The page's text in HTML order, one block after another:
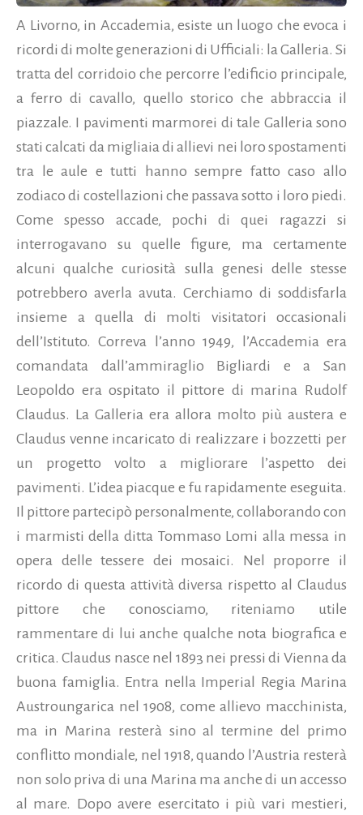
A Livorno, in Accademia, esiste un luogo che evoca i
ricordi di molte generazioni di Ufficiali: la Galleria. Si
tratta del corridoio che percorre l’edificio principale,
a ferro di cavallo, quello storico che abbraccia il
piazzale. I pavimenti marmorei di tale Galleria sono
stati calcati da migliaia di allievi nei loro spostamenti
tra le aule e tutti hanno sempre fatto caso allo
zodiaco di costellazioni che passava sotto i loro piedi.
Come spesso accade, pochi di quei ragazzi si
interrogavano su quelle figure, ma certamente
alcuni qualche curiosità sulla genesi delle stesse
potrebbero averla avuta. Cerchiamo di soddisfarla
insieme a quella di molti visitatori occasionali
dell’Istituto.Correva l’anno 1949, l’Accademia era
comandata dall’ammiraglio Bigliardi e a San
Leopoldo era ospitato il pittore di marina Rudolf
Claudus. La Galleria era allora molto più austera e
Claudus venne incaricato di realizzare i bozzetti per
un progetto volto a migliorare l’aspetto dei
pavimenti. L’idea piacque e fu rapidamente eseguita.
Il pittore partecipò personalmente, collaborando con
i marmisti della ditta Tommaso Lomi alla messa in
opera delle tessere dei mosaici. Nel proporre il
ricordo di questa attività diversa rispetto al Claudus
pittore che conosciamo, riteniamo utile
rammentare di lui anche qualche nota biografica e
critica. Claudus nasce nel 1893 nei pressi di Vienna da
buona famiglia. Entra nella Imperial Regia Marina
Austroungarica nel 1908, come allievo macchinista,
ma in Marina resterà sino al termine del primo
conflitto mondiale, nel 1918, quando l’Austria resterà
non solo priva di una Marina ma anche di un accesso
al mare. Dopo avere esercitato i più vari mestieri,